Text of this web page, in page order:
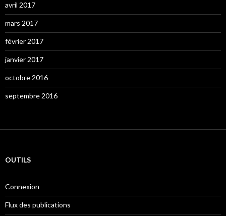
avril 2017
mars 2017
février 2017
janvier 2017
octobre 2016
septembre 2016
OUTILS
Connexion
Flux des publications